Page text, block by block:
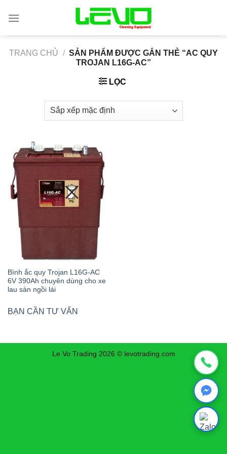
TRANG CHỦ / SẢN PHẨM ĐƯỢC GẮN THẺ “AC QUY
TROJAN L16G-AC”
LỌC
Bình ắc quy Trojan L16G-AC
6V 390Ah chuyên dùng cho xe
lau sàn ngồi lái
BẠN CẦN TƯ VẤN
Le Vo Trading 2026 © levotrading.com